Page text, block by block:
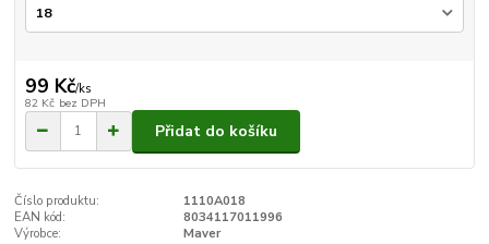
99 Kč/ks
82 Kč bez DPH
Přidat do košíku
Číslo produktu:
1110A018
EAN kód:
8034117011996
Výrobce:
Maver